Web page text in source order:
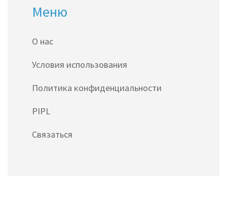
Меню
О нас
Условия использования
Политика конфиденциальности
PIPL
Связаться